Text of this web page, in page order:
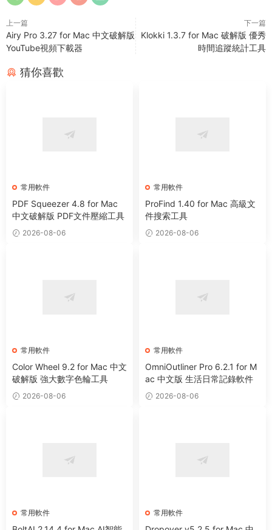
上一篇
Airy Pro 3.27 for Mac 中文破解版
YouTube視頻下載器
下一篇
Klokki 1.3.7 for Mac 破解版 優秀
時間追蹤統計工具
猜你喜歡
常用軟件
PDF Squeezer 4.8 for Mac
中文破解版 PDF文件壓縮工具
2026-08-06
常用軟件
ProFind 1.40 for Mac 高級文
件搜索工具
2026-08-06
常用軟件
Color Wheel 9.2 for Mac 中文
破解版 強大數字色輪工具
2026-08-06
常用軟件
OmniOutliner Pro 6.2.1 for M
ac 中文版 生活日常記錄軟件
2026-08-06
常用軟件 常用軟件